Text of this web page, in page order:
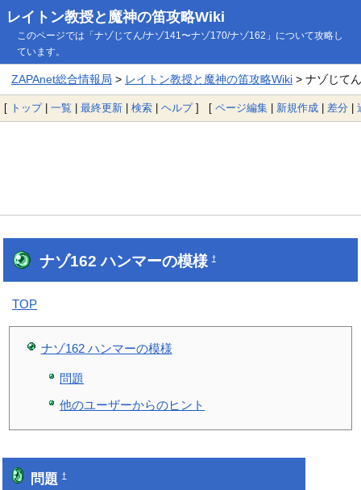
レイトン教授と魔神の笛攻略Wiki
このページでは「ナゾじてん/ナゾ141〜ナゾ170/ナゾ162」について攻略し
ています。
ZAPAnet総合情報局 > レイトン教授と魔神の笛攻略Wiki> ナゾじて
[ トップ| 一覧 | 最終更新 | 検索 | ヘルプ] [ ページ編集 | 新規作成 | 差分 |
ナゾ162 ハンマーの模様†
TOP
ナゾ162 ハンマーの模様
問題
他のユーザーからのヒント
問題†